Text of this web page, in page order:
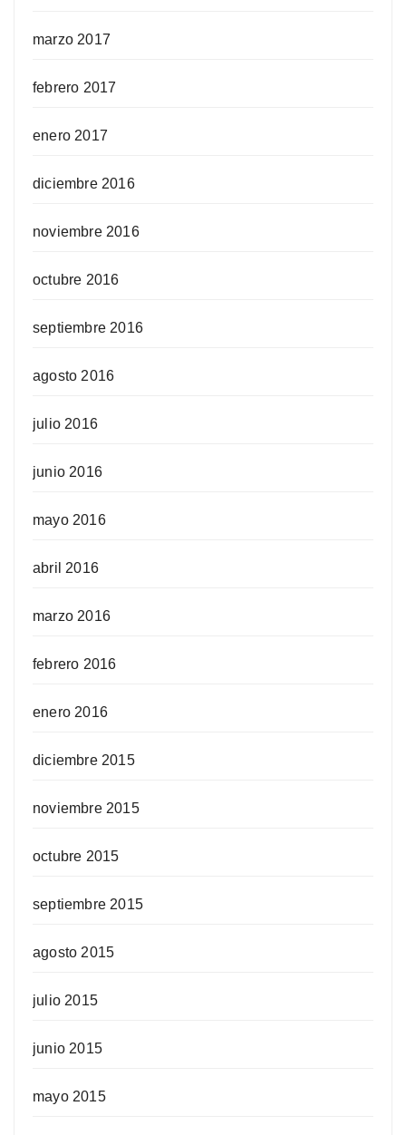
marzo 2017
febrero 2017
enero 2017
diciembre 2016
noviembre 2016
octubre 2016
septiembre 2016
agosto 2016
julio 2016
junio 2016
mayo 2016
abril 2016
marzo 2016
febrero 2016
enero 2016
diciembre 2015
noviembre 2015
octubre 2015
septiembre 2015
agosto 2015
julio 2015
junio 2015
mayo 2015